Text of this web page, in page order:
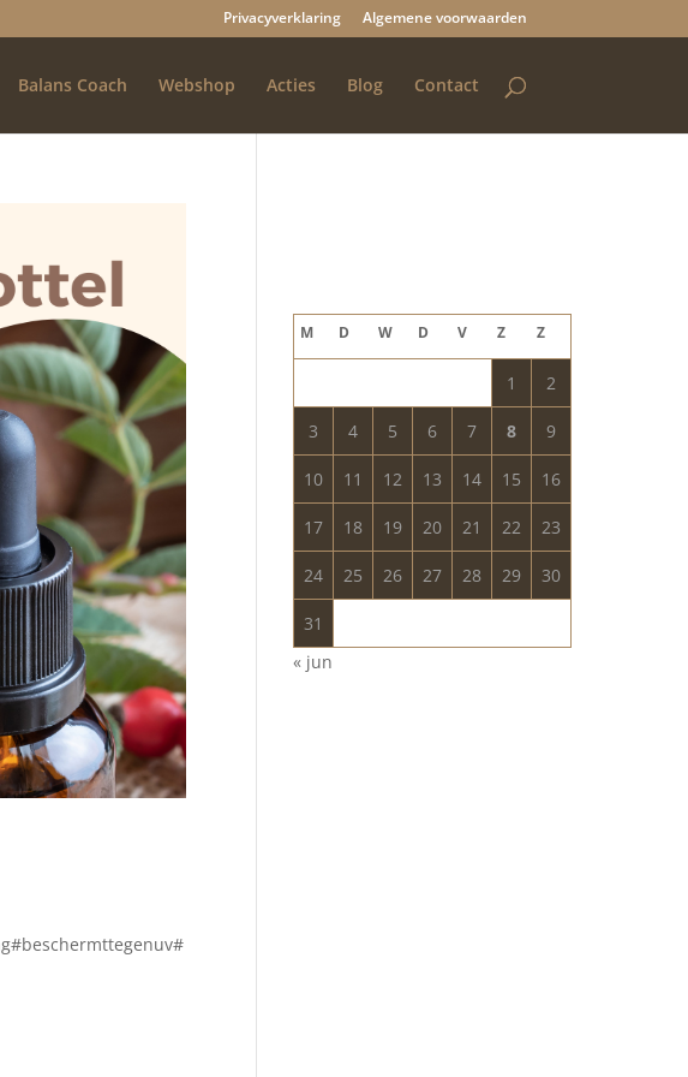
Privacyverklaring Algemene voorwaarden
Balans Coach Webshop Acties Blog Contact
M D W D V Z Z
1 2
3 4 5 6 7 8 9
10 11 12 13 14 15 16
17 18 19 20 21 22 23
24 25 26 27 28 29 30
31
« jun